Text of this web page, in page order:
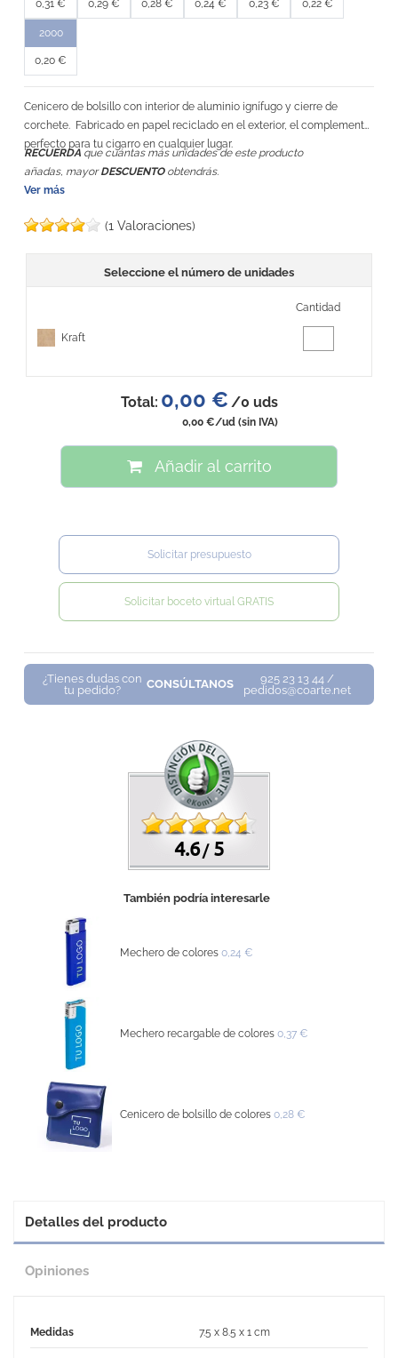
0,31 € 0,29 € 0,28 € 0,24 € 0,23 € 0,22 €
2000
0,20 €
Cenicero de bolsillo con interior de aluminio ignífugo y cierre de
corchete. Fabricado en papel reciclado en el exterior, el complemento
perfecto para tu cigarro en cualquier lugar.
RECUERDA que cuántas más unidades de este producto
añadas, mayorDESCUENTOobtendrás.
Ver más
(1 Valoraciones)
Seleccione el número de unidades
Cantidad
Kraft
Total: 0,00 € /0 uds
0,00 €/ud (sin IVA)
Añadir al carrito
Solicitar presupuesto
Solicitar boceto virtual GRATIS
¿Tienes dudas con
tu pedido?
CONSÚLTANOS
925 23 13 44 /
pedidos@coarte.net
4.6 /5
También podría interesarle
Mechero de colores 0,24 €
Mechero recargable de colores 0,37 €
Cenicero de bolsillo de colores 0,28 €
Detalles del producto
Opiniones
Medidas 7.5 x 8.5 x 1 cm